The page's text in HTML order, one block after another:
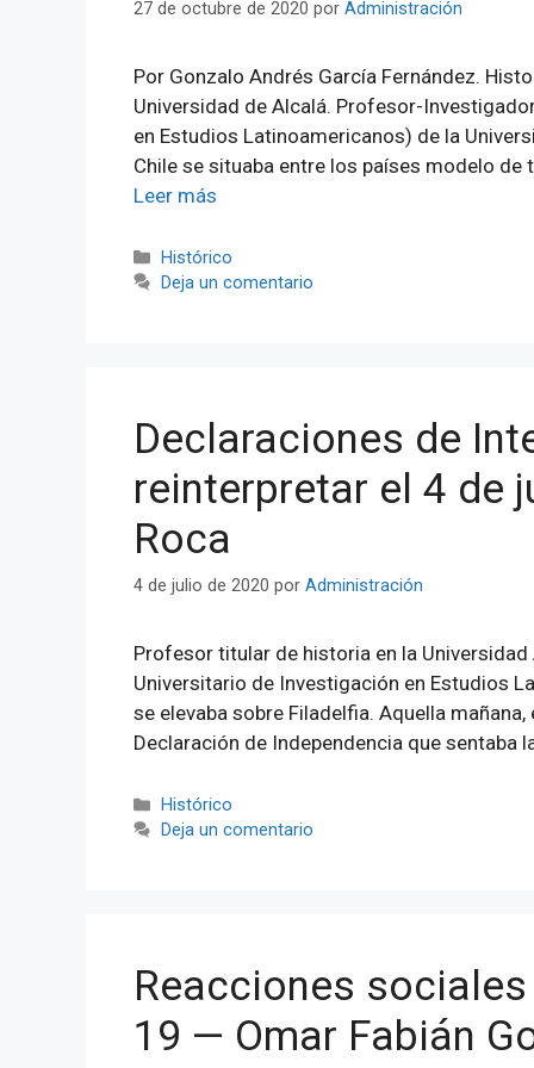
27 de octubre de 2020 por Administración
Por Gonzalo Andrés García Fernández.
Universidad de Alcalá. Profesor-
en Estudios Latinoamericanos) de la
Chile se situaba entre los países modelo
Leer más
Categorías
Histórico
Deja un comentario
Declaraciones de
reinterpretar el 4 de
Roca
4 de julio de 2020 por Administración
Profesor titular de historia en la
Universitario de Investigación en Estudios
se elevaba sobre Filadelfia. Aquella
Declaración de Independencia que
Categorías
Histórico
Deja un comentario
Reacciones
19 — Omar Fabián